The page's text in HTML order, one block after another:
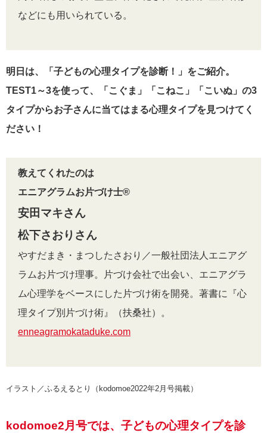
などにも用いられている。
明日は、「子どもの心理タイプを診断！」をご紹介。
TEST1～3を使って、「こぐま」「こねこ」「こいぬ」の3
タイプからお子さんに当てはまる心理タイプを見つけてく
ださい！
教えてくれたのは
エニアグラムお片づけ士®
安田マキさん
松下さおりさん
やすだまき・まつしたさおり／一般社団法人エニアグ
ラムお片づけ理事。片づけ会社で出会い、エニアグラ
ム心理学をベースにした片づけ術を開発。著書に『心
理タイプ別片づけ術』（扶桑社）。
enneagramokataduke.com
イラスト／ふるえるとり（kodomoe2022年2月号掲載）
kodomoe2月号では、子どもの心理タイプを診